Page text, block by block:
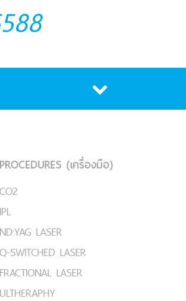
PROCEDURES (เครื่องมือ)
CO2
IPL
ND:YAG LASER
Q-SWITCHED LASER
FRACTIONAL LASER
ULTHERAPHY